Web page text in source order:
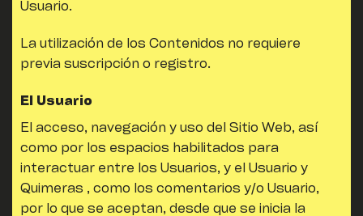
Usuario.
La utilización de los Contenidos no requiere
previa suscripción o registro.
El Usuario
El acceso, navegación y uso del Sitio Web, así
como por los espacios habilitados para
interactuar entre los Usuarios, y el Usuario y
Quimeras , como los comentarios y/o Usuario,
por lo que se aceptan, desde que se inicia la